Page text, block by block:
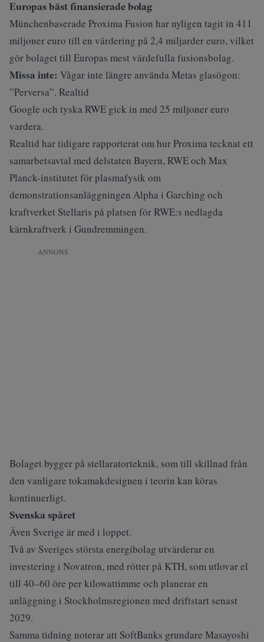
Europas bäst finansierade bolag
Münchenbaserade Proxima Fusion har nyligen tagit in 411
miljoner euro till en värdering på 2,4 miljarder euro, vilket
gör bolaget till Europas mest värdefulla fusionsbolag.
Missa inte: Vågar inte längre använda Metas glasögon:
”Perversa”. Realtid
Google och tyska RWE gick in med 25 miljoner euro
vardera.
Realtid har tidigare rapporterat om hur Proxima tecknat ett
samarbetsavtal med delstaten Bayern, RWE och Max
Planck-institutet för plasmafysik om
demonstrationsanläggningen Alpha i Garching och
kraftverket Stellaris på platsen för RWE:s nedlagda
kärnkraftverk i Gundremmingen.
ANNONS
Bolaget bygger på stellaratorteknik, som till skillnad från
den vanligare tokamakdesignen i teorin kan köras
kontinuerligt.
Svenska spåret
Även Sverige är med i loppet.
Två av Sveriges största energibolag utvärderar en
investering i Novatron, med rötter på KTH, som utlovar el
till 40–60 öre per kilowattimme och planerar en
anläggning i Stockholmsregionen med driftstart senast
2029.
Samma tidning noterar att SoftBanks grundare Masayoshi